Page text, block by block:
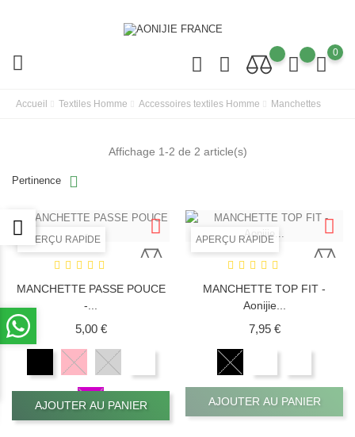
0
Accueil Textiles Homme Accessoires textiles Homme Manchettes
Pertinence
Affichage 1-2 de 2 article(s)
APERÇU RAPIDE
MANCHETTE PASSE POUCE
-...
5,00 €Prix
AJOUTER AU PANIER
APERÇU RAPIDE
MANCHETTE TOP FIT -
Aonijie...
7,95 €Prix
AJOUTER AU PANIER